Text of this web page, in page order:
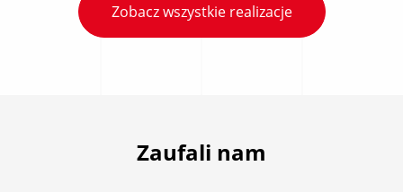
Zobacz wszystkie realizacje
Zaufali nam